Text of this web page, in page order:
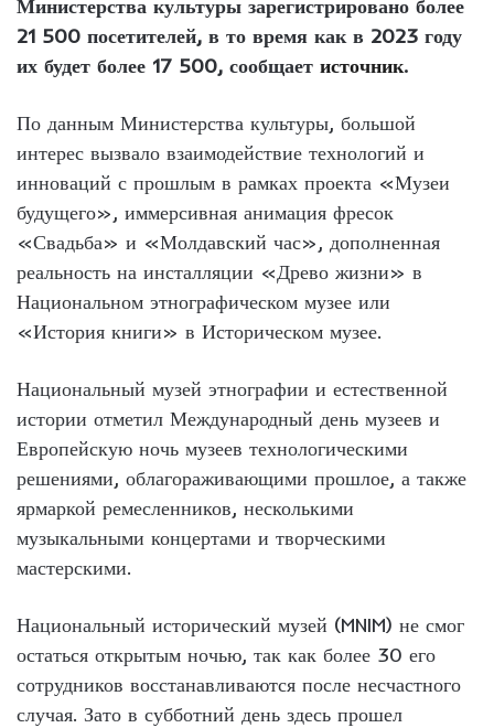
Министерства культуры зарегистрировано более
21 500 посетителей, в то время как в 2023 году
их будет более 17 500, сообщает источник.
По данным Министерства культуры, большой
интерес вызвало взаимодействие технологий и
инноваций с прошлым в рамках проекта «Музеи
будущего», иммерсивная анимация фресок
«Свадьба» и «Молдавский час», дополненная
реальность на инсталляции «Древо жизни» в
Национальном этнографическом музее или
«История книги» в Историческом музее.
Национальный музей этнографии и естественной
истории отметил Международный день музеев и
Европейскую ночь музеев технологическими
решениями, облагораживающими прошлое, а также
ярмаркой ремесленников, несколькими
музыкальными концертами и творческими
мастерскими.
Национальный исторический музей (MNIM) не смог
остаться открытым ночью, так как более 30 его
сотрудников восстанавливаются после несчастного
случая. Зато в субботний день здесь прошел